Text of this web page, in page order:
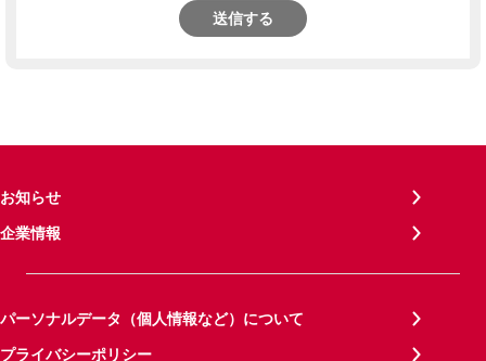
送信する
お知らせ
企業情報
パーソナルデータ（個人情報など）について
プライバシーポリシー